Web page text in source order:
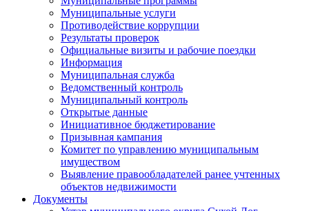
Муниципальные услуги
Противодействие коррупции
Результаты проверок
Официальные визиты и рабочие поездки
Информация
Муниципальная служба
Ведомственный контроль
Муниципальный контроль
Открытые данные
Инициативное бюджетирование
Призывная кампания
Комитет по управлению муниципальным
имуществом
Выявление правообладателей ранее учтенных
объектов недвижимости
Документы